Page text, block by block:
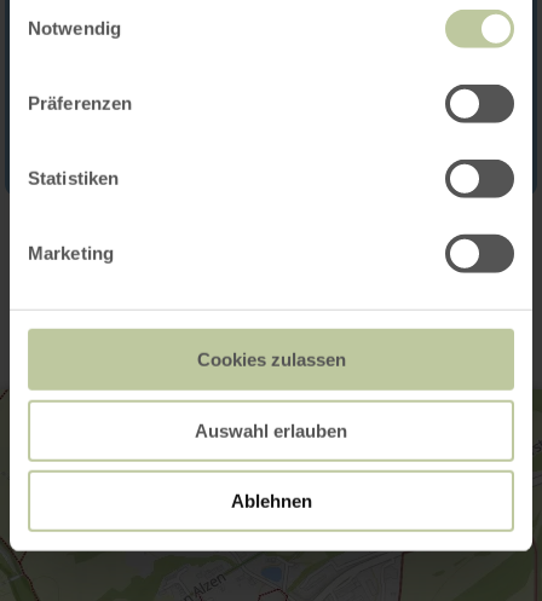
Notwendig
Präferenzen
Statistiken
Marketing
Cookies zulassen
Auswahl erlauben
Ablehnen
Contact